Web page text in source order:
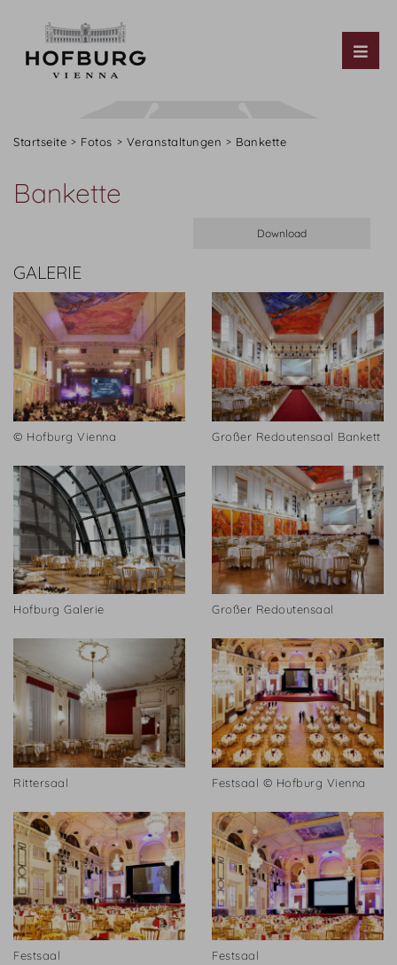
Startseite Fotos Veranstaltungen Bankette
Bankette
GALERIE
© Hofburg Vienna Großer Redoutensaal Bankett
Hofburg Galerie Großer Redoutensaal
Rittersaal Festsaal © Hofburg Vienna
Festsaal Festsaal